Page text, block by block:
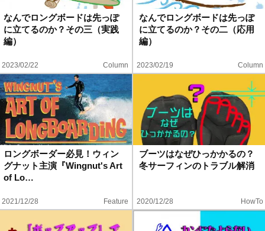
なんでロングボードは先っぽ
に立てるのか？その三（実践
編）
2023/02/22 Column
なんでロングボードは先っぽ
に立てるのか？その二（応用
編）
2023/02/19 Column
ロングボーダー必見！ウィン
グナット主演『Wingnut's Art
of Lo…
2021/12/28 Feature
ブーツはなぜひっかかるの？
冬サーフィンのトラブル解消
2020/12/28 HowTo
FOLLOW US ON